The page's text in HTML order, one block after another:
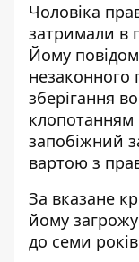
Чоловіка
затримали в
Йому
незаконного
зберігання
запобіжний
вартою з
За вказане
йому
до семи